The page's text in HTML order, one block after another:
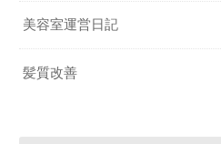
美容室運営日記
髪質改善